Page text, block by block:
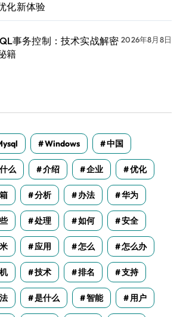
化新体验
事务控制：技术实战解密
籍
2026年8月8日
Windows 中国
什么 介绍 企业 优化
分析 办法 华为
处理 如何 安全
应用 怎么 怎么办
技术 排名 支持
是什么 智能 用户